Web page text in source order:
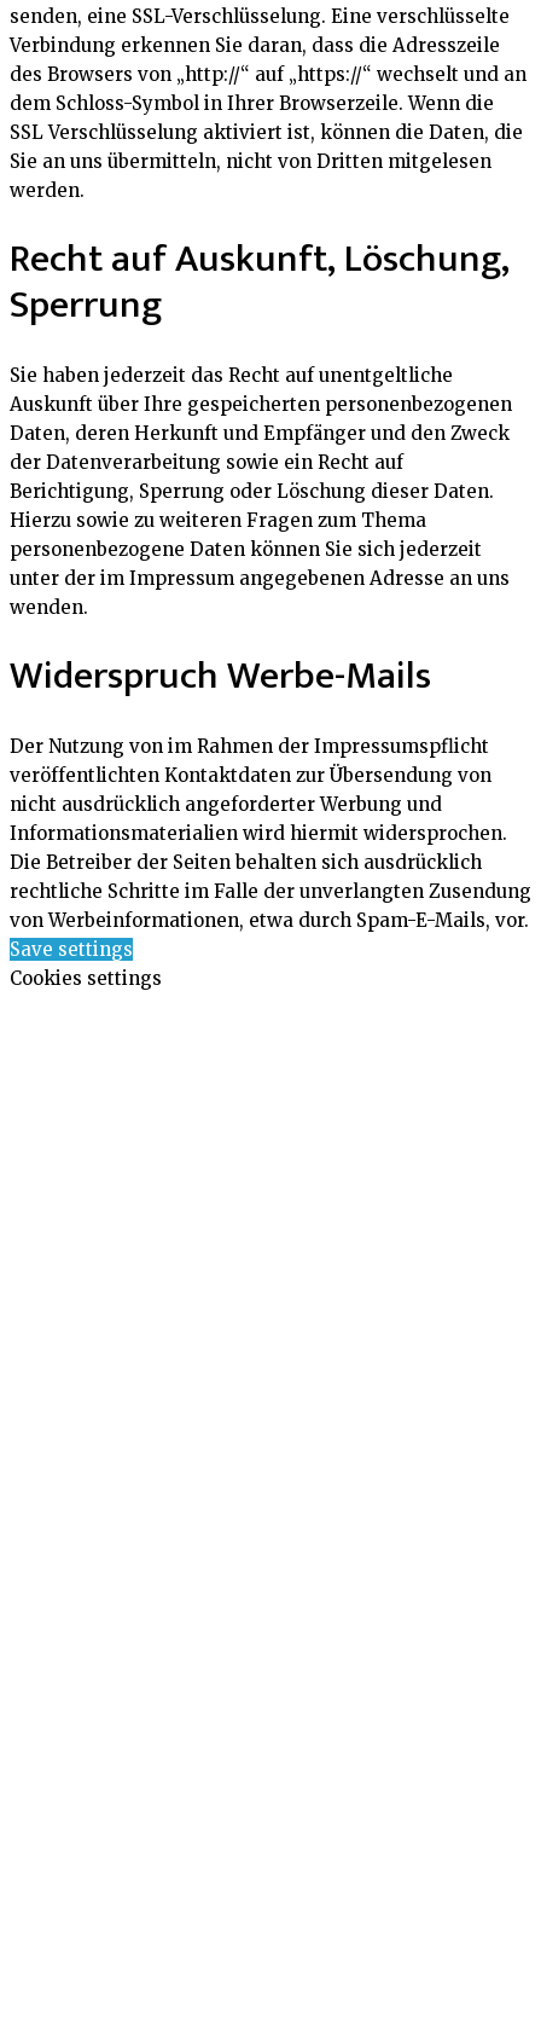
senden, eine SSL-Verschlüsselung. Eine verschlüsselte
Verbindung erkennen Sie daran, dass die Adresszeile
des Browsers von „http://“ auf „https://“ wechselt und an
dem Schloss-Symbol in Ihrer Browserzeile. Wenn die
SSL Verschlüsselung aktiviert ist, können die Daten, die
Sie an uns übermitteln, nicht von Dritten mitgelesen
werden.
Recht auf Auskunft, Löschung,
Sperrung
Sie haben jederzeit das Recht auf unentgeltliche
Auskunft über Ihre gespeicherten personenbezogenen
Daten, deren Herkunft und Empfänger und den Zweck
der Datenverarbeitung sowie ein Recht auf
Berichtigung, Sperrung oder Löschung dieser Daten.
Hierzu sowie zu weiteren Fragen zum Thema
personenbezogene Daten können Sie sich jederzeit
unter der im Impressum angegebenen Adresse an uns
wenden.
Widerspruch Werbe-Mails
Der Nutzung von im Rahmen der Impressumspflicht
veröffentlichten Kontaktdaten zur Übersendung von
nicht ausdrücklich angeforderter Werbung und
Informationsmaterialien wird hiermit widersprochen.
Die Betreiber der Seiten behalten sich ausdrücklich
rechtliche Schritte im Falle der unverlangten Zusendung
von Werbeinformationen, etwa durch Spam-E-Mails, vor.
Save settings
Cookies settings